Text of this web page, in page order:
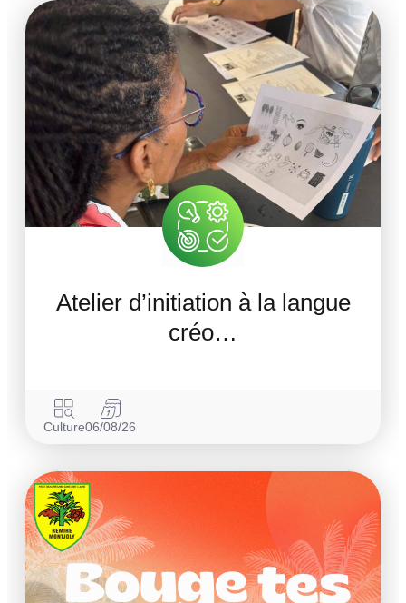
Atelier d’initiation à la langue
créo…
Culture06/08/26